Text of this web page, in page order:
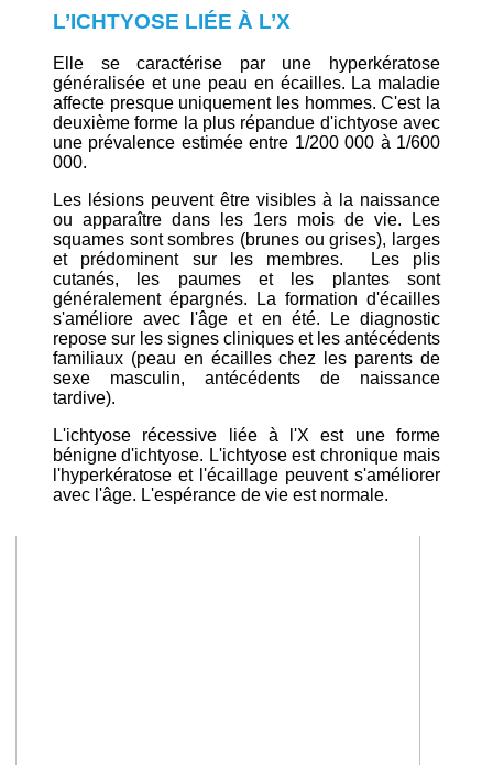
L’ICHTYOSE LIÉE À L’X
Elle se caractérise par une hyperkératose
généralisée et une peau en écailles. La maladie
affecte presque uniquement les hommes. C'est la
deuxième forme la plus répandue d'ichtyose avec
une prévalence estimée entre 1/200 000 à 1/600
000.
Les lésions peuvent être visibles à la naissance
ou apparaître dans les 1ers mois de vie. Les
squames sont sombres (brunes ou grises), larges
et prédominent sur les membres. Les plis
cutanés, les paumes et les plantes sont
généralement épargnés. La formation d'écailles
s'améliore avec l'âge et en été. Le diagnostic
repose sur les signes cliniques et les antécédents
familiaux (peau en écailles chez les parents de
sexe masculin, antécédents de naissance
tardive).
L'ichtyose récessive liée à l'X est une forme
bénigne d'ichtyose. L'ichtyose est chronique mais
l'hyperkératose et l'écaillage peuvent s'améliorer
avec l'âge. L'espérance de vie est normale.